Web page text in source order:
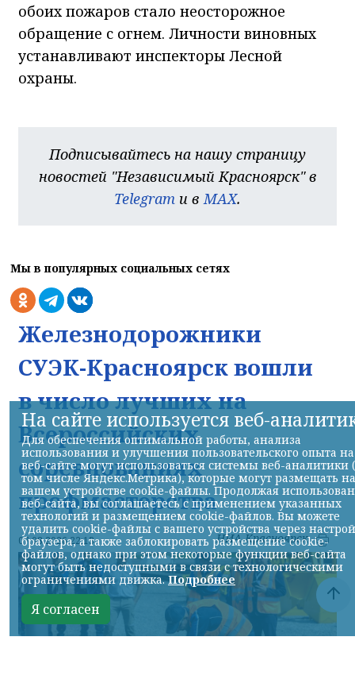
обоих пожаров стало неосторожное
обращение с огнем. Личности виновных
устанавливают инспекторы Лесной
охраны.
Подписывайтесь на нашу страницу
новостей "Независимый Красноярск" в
Telegram и вMAX.
Мы в популярных социальных сетях
Железнодорожники
СУЭК-Красноярск вошли
в число лучших на
Всероссийских
соревнованиях
профмастерства
07.08.2026 22:13 НИА-Красноярск
На сайте используется веб-
Для обеспечения оптимальной работы, анализа
использования и улучшения пользовательского опыта на
веб-сайте могут использоваться системы веб-аналитики
том числе Яндекс.Метрика), которые могут размещать на
вашем устройстве cookie-файлы. Продолжая
веб-сайта, вы соглашаетесь с применением указанных
технологий и размещением cookie-файлов. Вы можете
удалить cookie-файлы с вашего устройства через
браузера, а также заблокировать размещение cookie-
файлов, однако при этом некоторые функции веб-сайта
могут быть недоступными в связи с технологическими
ограничениями движка.Подробнее
Я согласен